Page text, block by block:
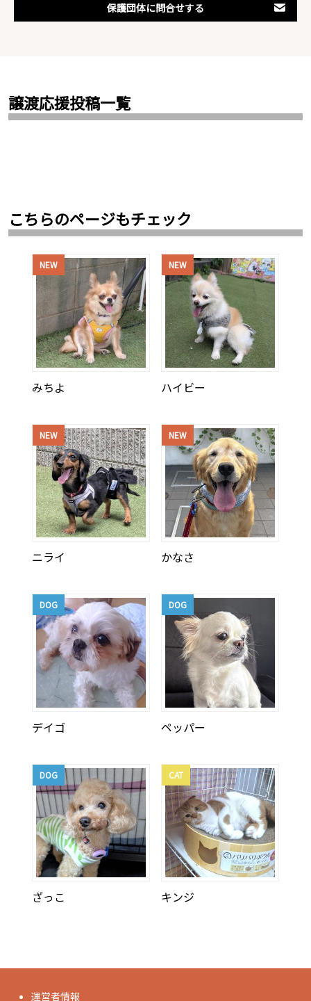
保護団体に問合せする
譲渡応援投稿一覧
こちらのページもチェック
NEW
みちよ
NEW
ハイビー
NEW
ニライ
NEW
かなさ
DOG
デイゴ
DOG
ペッパー
DOG
ざっこ
CAT
キンジ
運営者情報